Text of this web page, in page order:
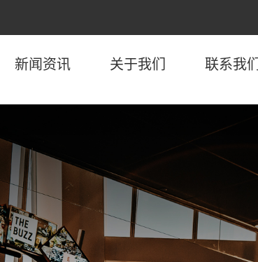
新闻资讯 关于我们 联系我们